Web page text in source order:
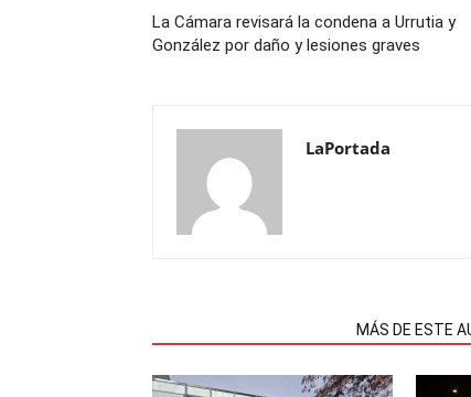
La Cámara revisará la condena a Urrutia y
González por daño y lesiones graves
LaPortada
MÁS DE ESTE